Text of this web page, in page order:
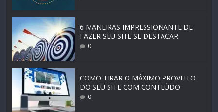
6 MANEIRAS IMPRESSIONANTE DE
FAZER SEU SITE SE DESTACAR
0
COMO TIRAR O MÁXIMO PROVEITO
DO SEU SITE COM CONTEÚDO
0